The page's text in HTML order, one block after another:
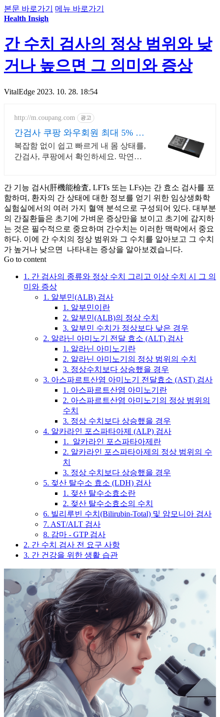
본문 바로가기
메뉴 바로가기
Health Insigh
간 수치 검사의 정상 범위와 낮
거나 높으면 그 의미와 증상
VitalEdge 2023. 10. 28. 18:54
http://m.coupang.com 광고
간검사 쿠팡 와우회원 최대 5% 캐
시적립
복잡함 없이 쉽고 빠르게 내 몸 상태를,
간검사, 쿠팡에서 확인하세요. 막연한
간 기능 검사(肝機能檢査, LFTs 또는 LFs)는 간 효소 검사를 포
함하며, 환자의 간 상태에 대한 정보를 얻기 위한 임상생화학
실험실에서의 여러 가지 혈액 분석으로 구성되어 있다. 대부분
의 간질환들은 초기에 가벼운 증상만을 보이고 초기에 감지하
는 것은 필수적으로 중요하며 간수치는 이러한 맥락에서 중요
하다. 이에 간 수치의 정상 범위와 그 수치를 알아보고 그 수치
가 높거나 낮으면 나타내는 증상을 알아보겠습니다.
Go to content
1. 간 검사의 종류와 정상 수치 그리고 이상 수치 시 그 의
미와 증상
1. 알부민(ALB) 검사
1. 알부민이란
2. 알부민(ALB)의 정상 수치
3. 알부민 수치가 정상보다 낮은 경우
2. 알라닌 아미노기 전달 효소 (ALT) 검사
1. 알라닌 아미노기란
2. 알라닌 아미노기의 정상 범위의 수치
3. 정상수치보다 상승했을 경우
3. 아스파르트산염 아미노기 전달효소 (AST) 검사
1. 아스파르트산염 아미노기란
2. 아스파르트산염 아미노기의 정상 범위의
수치
3. 정상 수치보다 상승했을 경우
4. 알카라인 포스파타아제 (ALP) 검사
1. 알카라인 포스파타아제란
2. 알카라인 포스파타아제의 정상 범위의 수
치
3. 정상 수치보다 상승했을 경우
5. 젖산 탈수소 효소 (LDH) 검사
1. 젖산 탈수소효소란
2. 젖산 탈수소효소의 수치
6. 빌리루빈 수치(Bilirubin-Total) 및 암모니아 검사
7. AST/ALT 검사
8. 감마 - GTP 검사
2. 간 수치 검사 전 요구 사항
3. 간 건강을 위한 생활 습관